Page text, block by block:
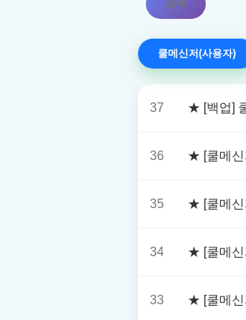
검색
쿨메신저(사용자)
37 ★ [백업]
36 ★ [쿨메신
35 ★ [쿨메신
34 ★ [쿨메신
33 ★ [쿨메신